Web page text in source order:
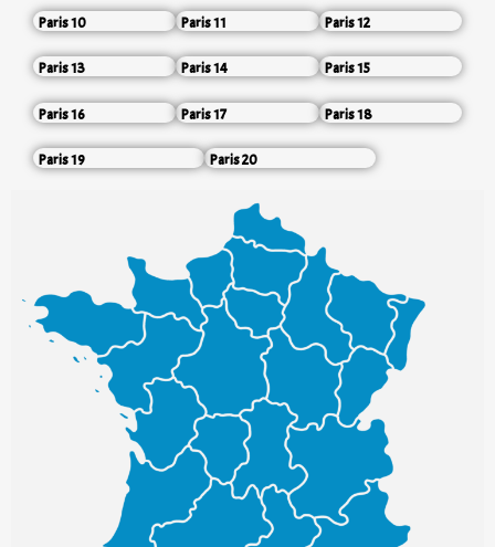
Paris 10 Paris 11 Paris 12
Paris 13 Paris 14 Paris 15
Paris 16 Paris 17 Paris 18
Paris 19 Paris 20